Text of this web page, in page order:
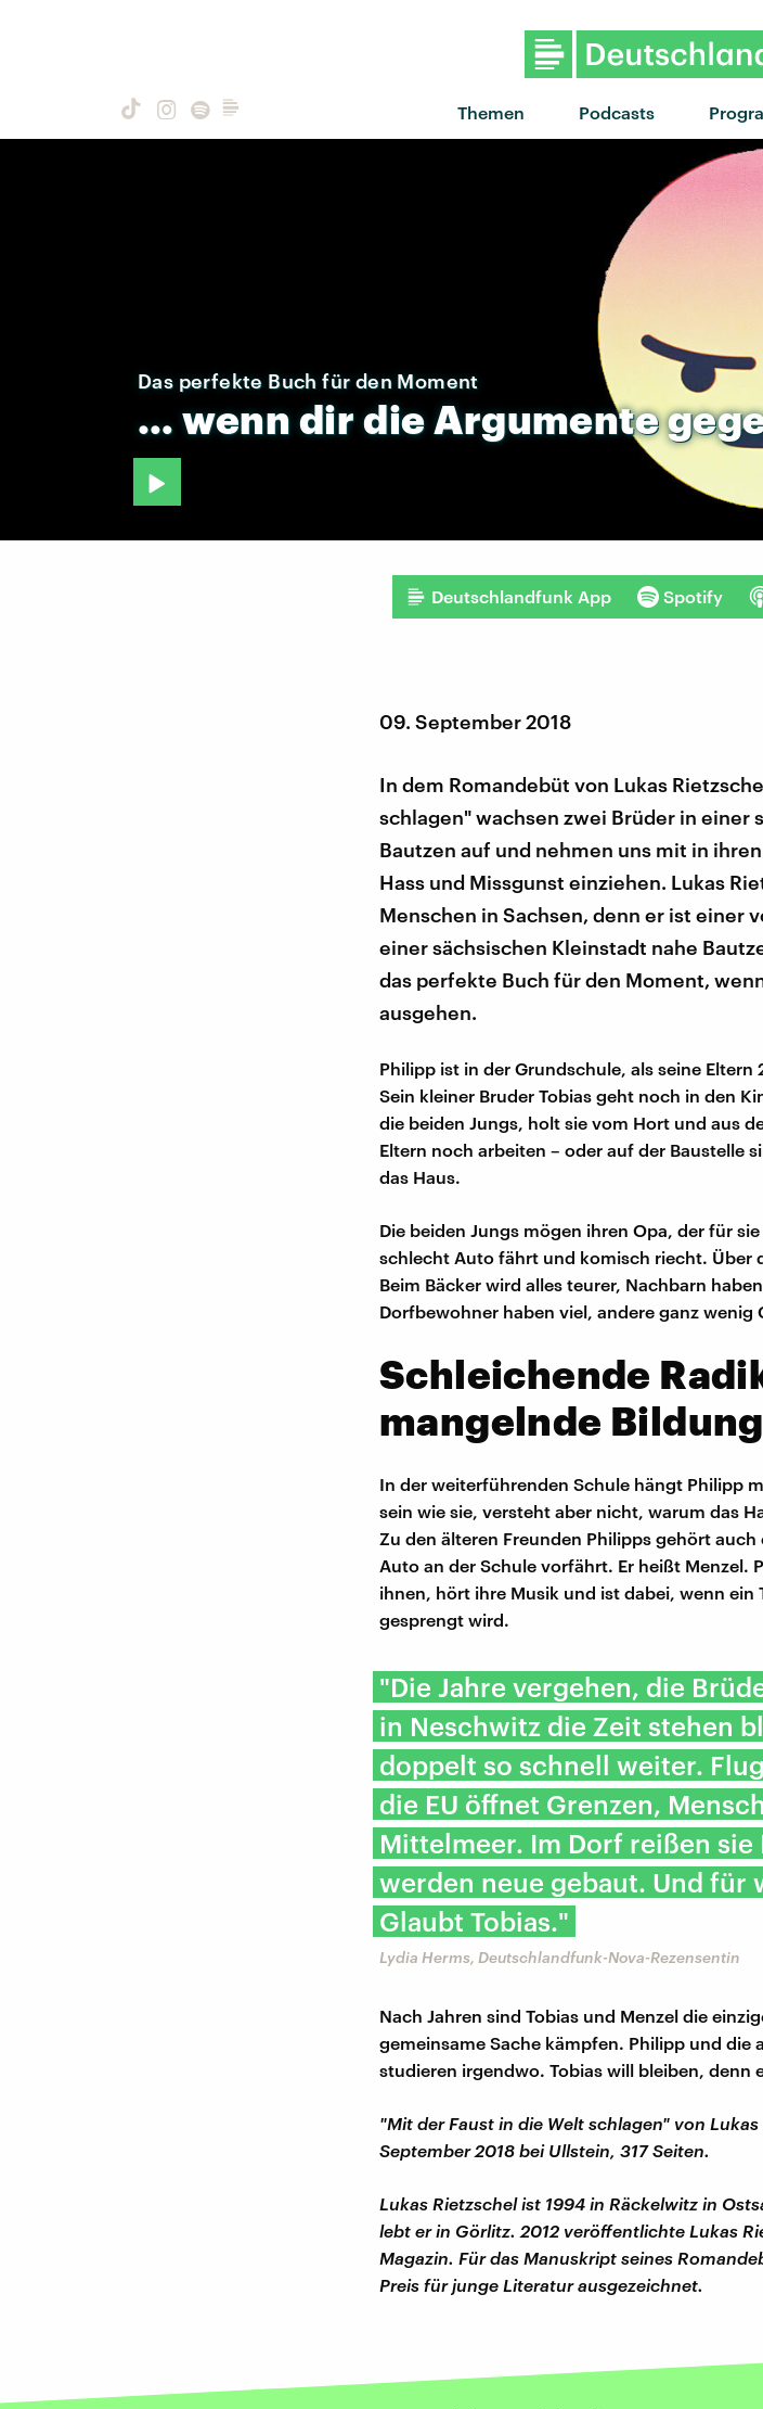
Themen Podcasts
Das perfekte Buch für den Moment
… wenn dirdie Argumente
Deutschlandfunk App Spotify
09. September 2018
In dem Romandebüt von Lukas
schlagen" wachsen zwei Brüder in einer
Bautzen auf und nehmen uns mit in
Hass und Missgunst einziehen. Lukas
Menschen in Sachsen, denn er ist einer
einer sächsischen Kleinstadt nahe
das perfekte Buch für den Moment,
ausgehen.
Philipp ist in der Grundschule, als seine
Sein kleiner Bruder Tobias geht noch in den
die beiden Jungs, holt sie vom Hort und aus
Eltern noch arbeiten – oder auf der Baustelle
das Haus.
Die beiden Jungs mögen ihren Opa, der für
schlecht Auto fährt und komisch riecht. Über
Beim Bäcker wird alles teurer, Nachbarn
Dorfbewohner haben viel, andere ganz wenig
Schleichende
mangelnde Bildung
In der weiterführenden Schule hängt Philipp
sein wie sie, versteht aber nicht, warum das
Zu den älteren Freunden Philipps gehört
Auto an der Schule vorfährt. Er heißt
ihnen, hört ihre Musik und ist dabei, wenn ein
gesprengt wird.
"Die Jahre vergehen, die
in Neschwitz die Zeit stehen
doppelt so schnell weiter.
die EU öffnet Grenzen,
Mittelmeer. Im Dorf reißen sie
werden neue gebaut. Und für
Glaubt Tobias."
Lydia Herms, Deutschlandfunk-Nova-Rezensentin
Nach Jahren sind Tobias und Menzel die
gemeinsame Sache kämpfen. Philipp und die
studieren irgendwo. Tobias will bleiben, denn
"Mit der Faust in die Welt schlagen" von
September 2018 bei Ullstein, 317 Seiten.
Lukas Rietzschel ist 1994 in Räckelwitz in
lebt er in Görlitz. 2012 veröffentlichte Lukas
Magazin. Für das Manuskript seines
Preis für junge Literatur ausgezeichnet.